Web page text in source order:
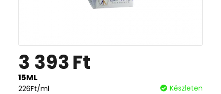
3 393Ft
15ML
226Ft/ml Készleten